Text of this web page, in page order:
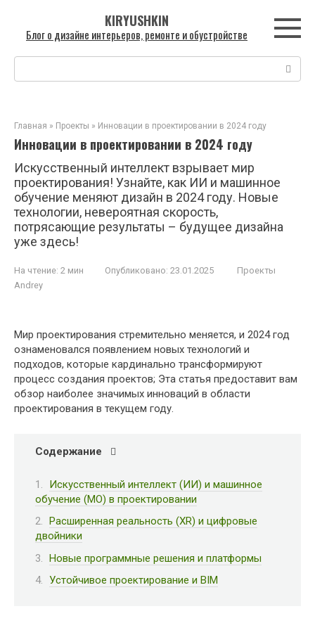
контенту
KIRYUSHKIN
Блог о дизайне интерьеров, ремонте и обустройстве
Поиск:
Главная » Проекты » Инновации в проектировании в 2024 году
Инновации в проектировании в 2024 году
Искусственный интеллект взрывает мир
проектирования! Узнайте, как ИИ и машинное
обучение меняют дизайн в 2024 году. Новые
технологии, невероятная скорость,
потрясающие результаты – будущее дизайна
уже здесь!
На чтение: 2 мин Опубликовано: 23.01.2025
Проекты
Andrey
Мир проектирования стремительно меняется, и 2024 год
ознаменовался появлением новых технологий и
подходов, которые кардинально трансформируют
процесс создания проектов; Эта статья предоставит вам
обзор наиболее значимых инноваций в области
проектирования в текущем году.
Содержание
Искусственный интеллект (ИИ) и машинное
обучение (МО) в проектировании
Расширенная реальность (XR) и цифровые
двойники
Новые программные решения и платформы
Устойчивое проектирование и BIM